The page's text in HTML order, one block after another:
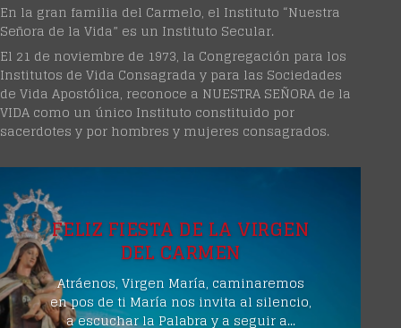
En la gran familia del Carmelo, el Instituto “Nuestra
Señora de la Vida” es un Instituto Secular.
El 21 de noviembre de 1973, la Congregación para los
Institutos de Vida Consagrada y para las Sociedades
de Vida Apostólica, reconoce a NUESTRA SEÑORA de la
VIDA como un único Instituto constituido por
sacerdotes y por hombres y mujeres consagrados.
FELIZ FIESTA DE LA VIRGEN
DEL CARMEN
Atráenos, Virgen María, caminaremos
en pos de ti María nos invita al silencio,
a escuchar la Palabra y a seguir a...